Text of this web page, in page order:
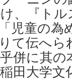
、『ト
児童の
て伝へ
併に其の
田大学文